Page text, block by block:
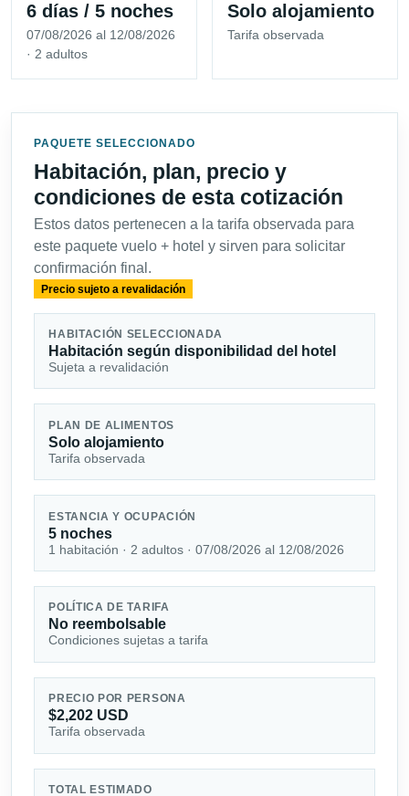
6 días / 5 noches
07/08/2026 al 12/08/2026
· 2 adultos
Solo alojamiento
Tarifa observada
PAQUETE SELECCIONADO
Habitación, plan, precio y
condiciones de esta cotización
Estos datos pertenecen a la tarifa observada para
este paquete vuelo + hotel y sirven para solicitar
confirmación final.
Precio sujeto a revalidación
HABITACIÓN SELECCIONADA
Habitación según disponibilidad del hotel
Sujeta a revalidación
PLAN DE ALIMENTOS
Solo alojamiento
Tarifa observada
ESTANCIA Y OCUPACIÓN
5 noches
1 habitación · 2 adultos · 07/08/2026 al 12/08/2026
POLÍTICA DE TARIFA
No reembolsable
Condiciones sujetas a tarifa
PRECIO POR PERSONA
$2,202 USD
Tarifa observada
TOTAL ESTIMADO